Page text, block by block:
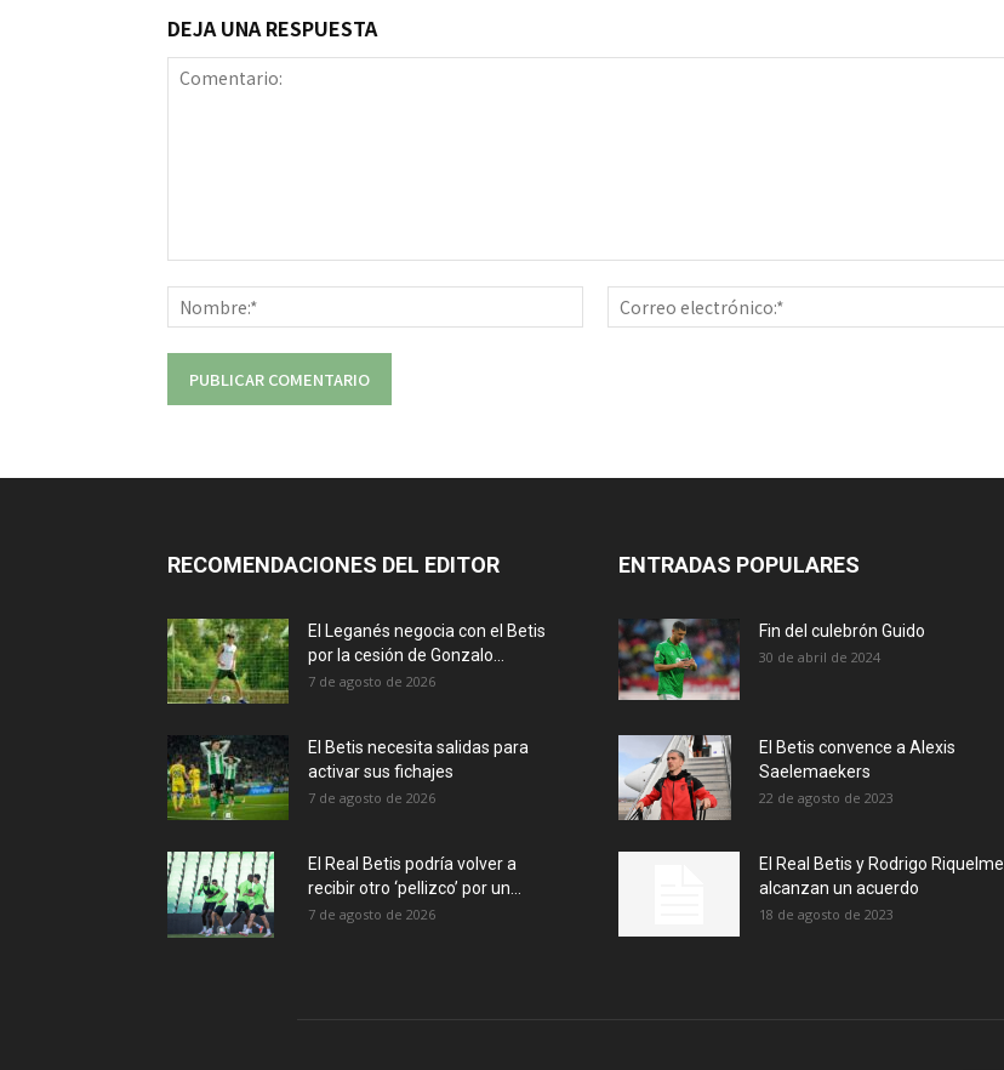
DEJA UNA RESPUESTA
Nombre:*
RECOMENDACIONES DEL EDITOR
El Leganés negocia con el Betis
por la cesión de Gonzalo...
7 de agosto de 2026
El Betis necesita salidas para
activar sus fichajes
7 de agosto de 2026
El Real Betis podría volver a
recibir otro ‘pellizco’ por un...
7 de agosto de 2026
ENTRADAS POPULARES
Fin del culebrón Guido
30 de abril de 2024
El Betis convence a Alexis
Saelemaekers
22 de agosto de 2023
El Real Betis y Rodrigo Riquelme
alcanzan un acuerdo
18 de agosto de 2023